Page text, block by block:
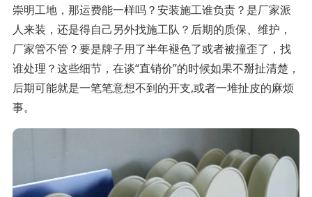
崇明工地，那运费能一样吗？安装施工谁负责？是厂家派
人来装，还是得自己另外找施工队？后期的质保、维护，
厂家管不管？要是牌子用了半年褪色了或者被撞歪了，找
谁处理？这些细节，在谈“直销价”的时候如果不掰扯清楚，
后期可能就是一笔笔意想不到的开支,或者一堆扯皮的麻烦
事。